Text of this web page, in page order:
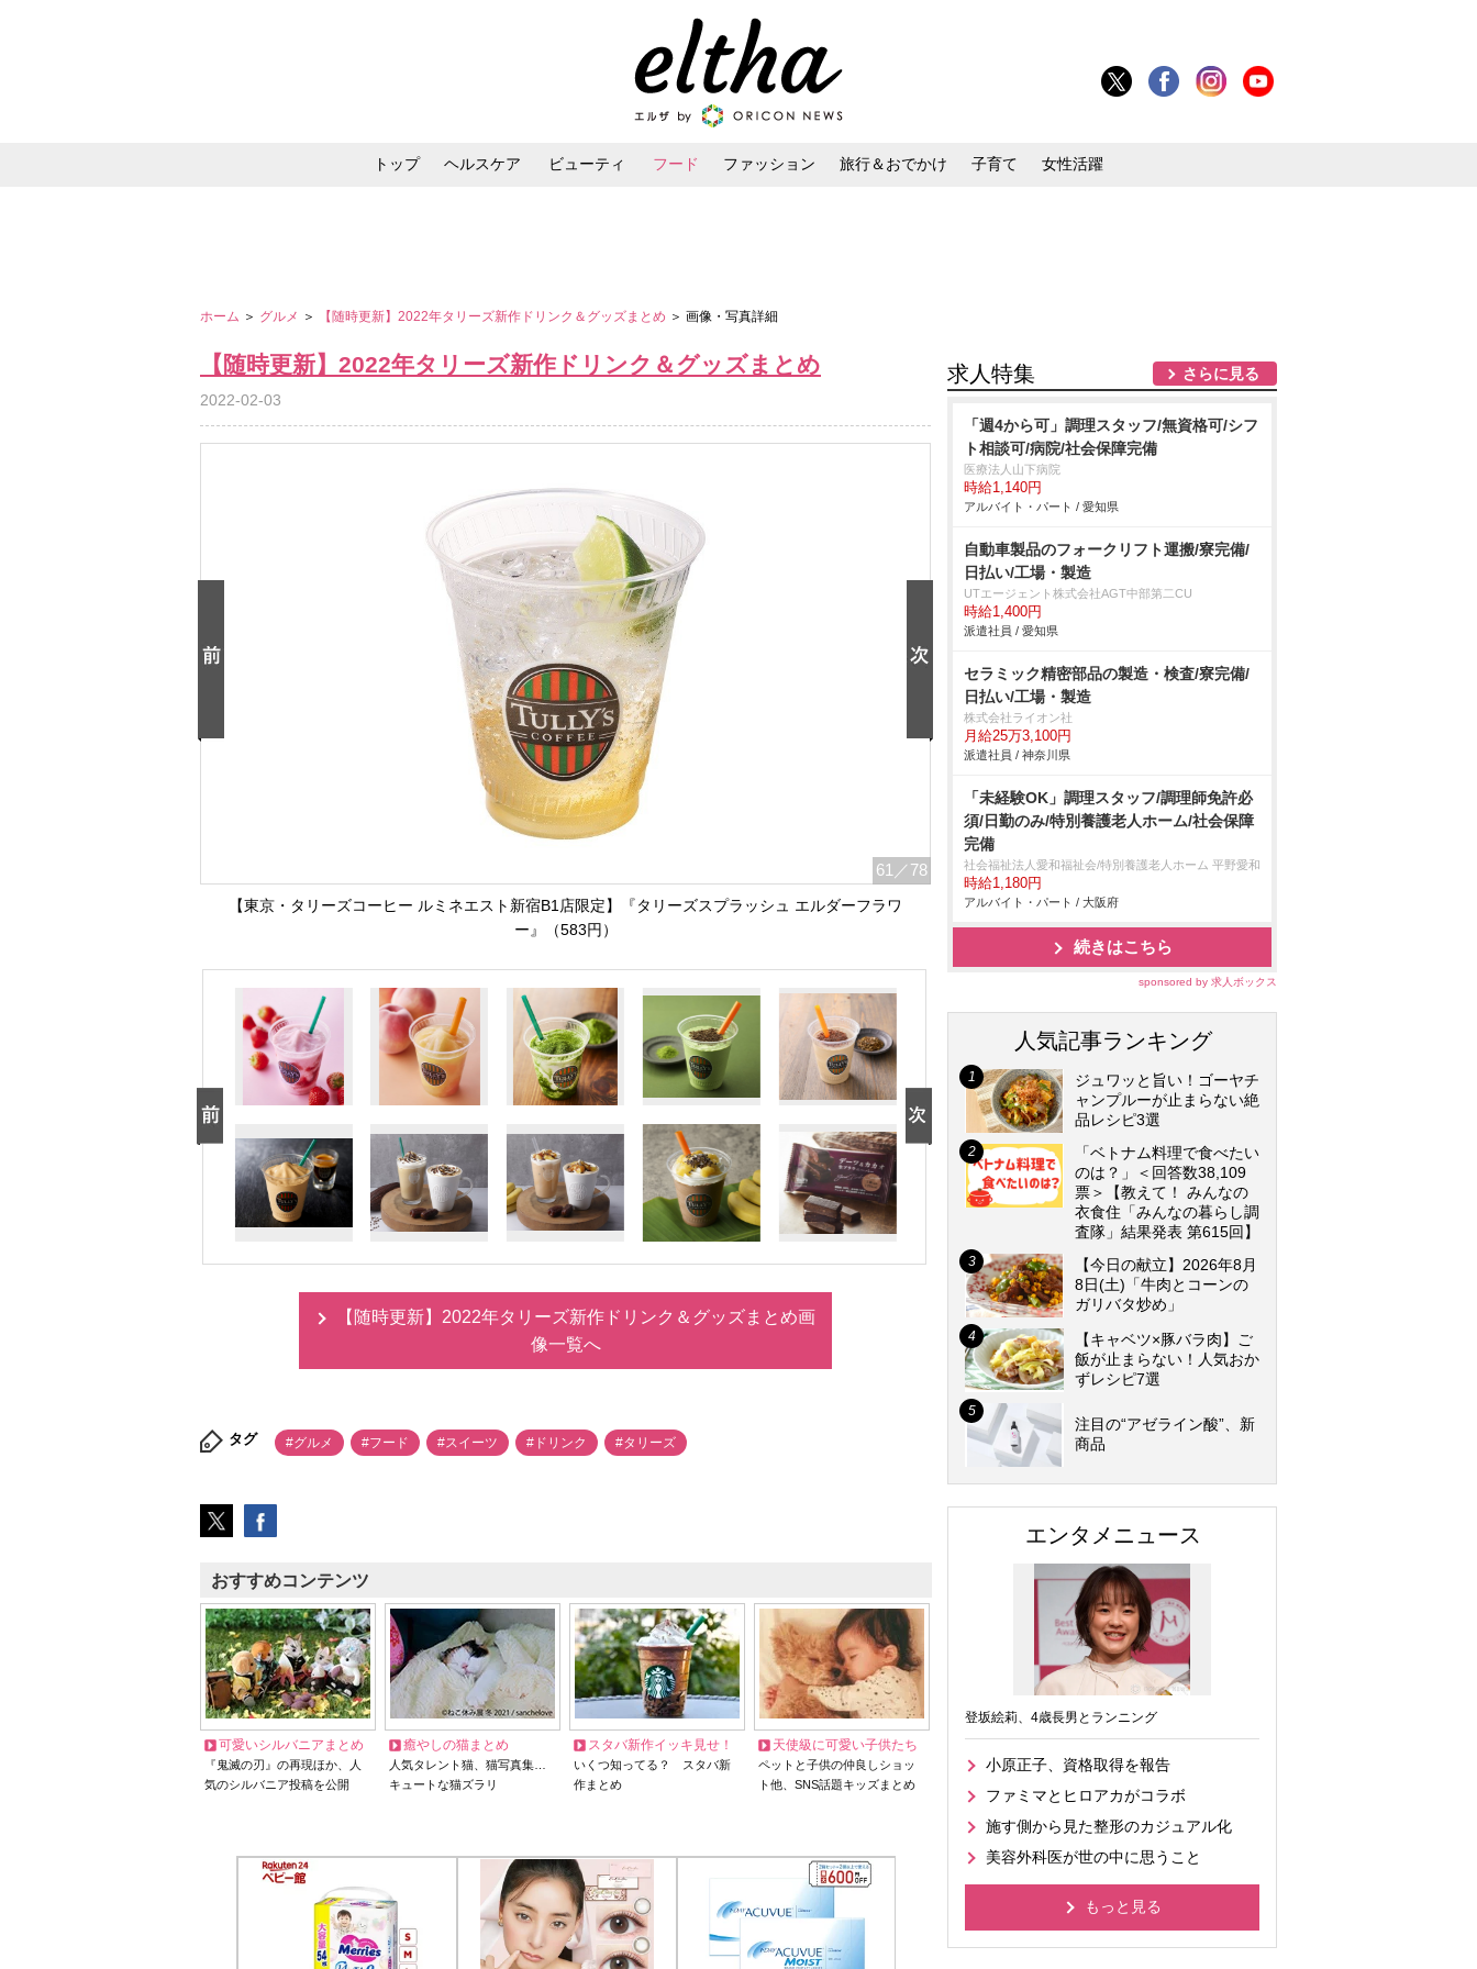
トップ ヘルスケア ビューティ フード ファッション 旅行＆おでかけ 子育て 女性活躍
ホーム ＞ グルメ ＞ 【随時更新】2022年タリーズ新作ドリンク＆グッズまとめ ＞ 画像・写真詳細
【随時更新】2022年タリーズ新作ドリンク＆グッズまとめ
2022-02-03
61 ／78
【東京・タリーズコーヒー ルミネエスト新宿B1店限定】『タリーズスプラッシュ エルダーフラワ
ー』（583円）
【随時更新】2022年タリーズ新作ドリンク＆グッズまとめ画
像一覧へ
タグ #グルメ #フード #スイーツ #ドリンク #タリーズ
おすすめコンテンツ
可愛いシルバニアまとめ
『鬼滅の刃』の再現ほか、人
気のシルバニア投稿を公開
癒やしの猫まとめ
人気タレント猫、猫写真集…
キュートな猫ズラリ
スタバ新作イッキ見せ！
いくつ知ってる？ スタバ新
作まとめ
天使級に可愛い子供たち
ペットと子供の仲良しショッ
ト他、SNS話題キッズまとめ
求人特集 さらに見る
「週4から可」調理スタッフ/無資格可/シフ
ト相談可/病院/社会保障完備
医療法人山下病院
時給1,140円
アルバイト・パート / 愛知県
自動車製品のフォークリフト運搬/寮完備/
日払い/工場・製造
UTエージェント株式会社AGT中部第二CU
時給1,400円
派遣社員 / 愛知県
セラミック精密部品の製造・検査/寮完備/
日払い/工場・製造
株式会社ライオン社
月給25万3,100円
派遣社員 / 神奈川県
「未経験OK」調理スタッフ/調理師免許必
須/日勤のみ/特別養護老人ホーム/社会保障
完備
社会福祉法人愛和福祉会/特別養護老人ホーム 平野愛和
時給1,180円
アルバイト・パート / 大阪府
続きはこちら
sponsored by 求人ボックス
人気記事ランキング
ジュワッと旨い！ゴーヤチ
ャンプルーが止まらない絶
品レシピ3選
「ベトナム料理で食べたい
のは？」＜回答数38,109
票＞【教えて！ みんなの
衣食住「みんなの暮らし調
査隊」結果発表 第615回】
【今日の献立】2026年8月
8日(土)「牛肉とコーンの
ガリバタ炒め」
【キャベツ×豚バラ肉】ご
飯が止まらない！人気おか
ずレシピ7選
注目の“アゼライン酸”、新
商品
エンタメニュース
登坂絵莉、4歳長男とランニング
小原正子、資格取得を報告
ファミマとヒロアカがコラボ
施す側から見た整形のカジュアル化
美容外科医が世の中に思うこと
もっと見る